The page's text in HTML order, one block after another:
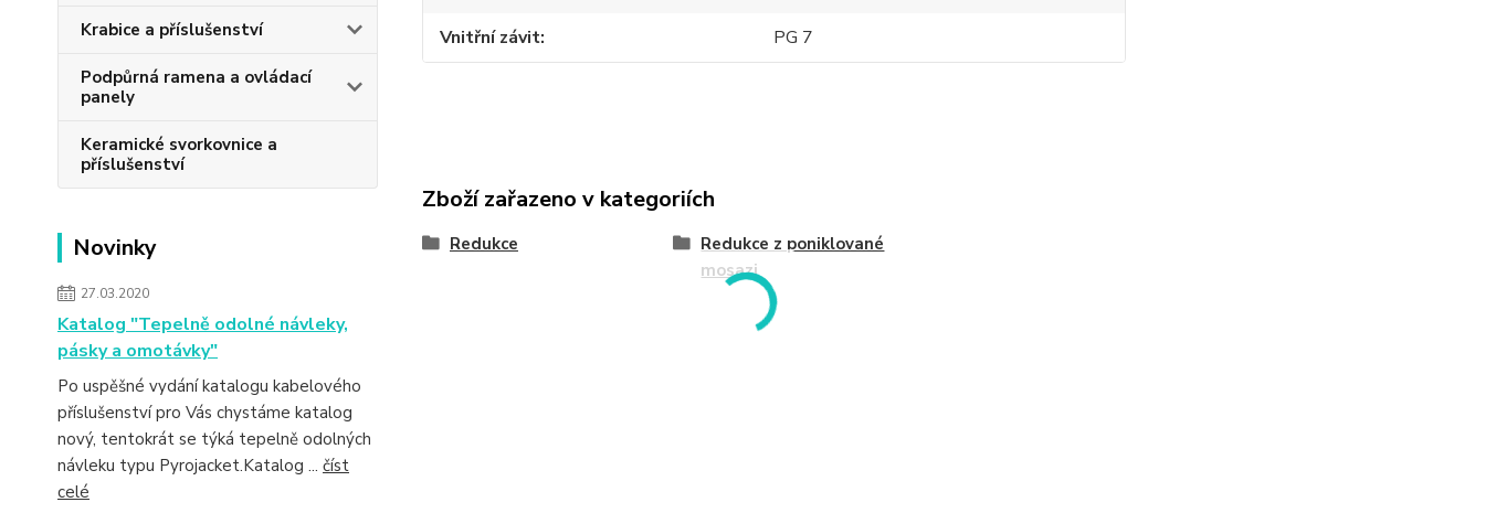
Krabice a příslušenství
Podpůrná ramena a ovládací
panely
Keramické svorkovnice a
příslušenství
Novinky
27.03.2020
Katalog "Tepelně odolné návleky,
pásky a omotávky"
Po uspěšné vydání katalogu kabelového
příslušenství pro Vás chystáme katalog
nový, tentokrát se týká tepelně odolných
návleku typu Pyrojacket.Katalog ... číst
celé
Vnitřní závit
PG 7
Zboží zařazeno v kategoriích
Redukce
Redukce z poniklované
mosazi